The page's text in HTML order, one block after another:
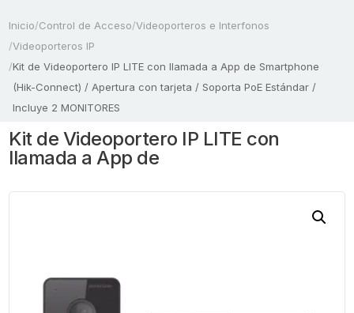
Inicio/Control de Acceso/Videoporteros e Interfonos
/Videoporteros IP
/Kit de Videoportero IP LITE con llamada a App de Smartphone
(Hik-Connect) / Apertura con tarjeta / Soporta PoE Estándar /
Incluye 2 MONITORES
Kit de Videoportero IP LITE con
llamada a App de